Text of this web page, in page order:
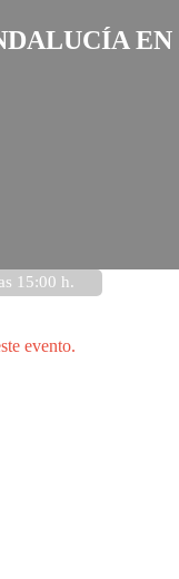
15:00 h.
evento.